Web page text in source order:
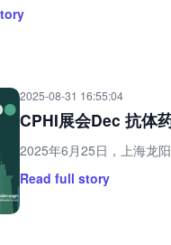
2025-08-31 16:55:04
CPHI展会Dec 抗体
2025年6月25日，上海龙
Read full story